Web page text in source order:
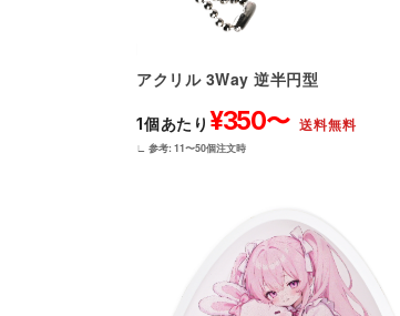
アクリル 3Way 逆半円型
1個あたり ¥350〜 送料無料
∟ 参考: 11〜50個注文時